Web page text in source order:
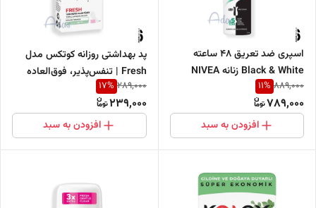
اسپری ضد تعریق 48 ساعته
Black & White زنانه NIVEA
آلمان | مدل Fresh Mist
889,000
11%
789,000
افزودن به سبد
پد بهداشتی روزانه کوتکس مدل
Fresh | تنفس‌پذیر، فوق‌العاده
سبک و بدون عطر بسته 18 عددی
289,000
17%
239,000
افزودن به سبد